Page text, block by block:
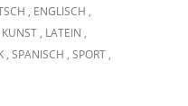
, ENGLISCH ,
KUNST , LATEIN ,
, SPANISCH , SPORT ,